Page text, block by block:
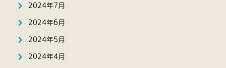
2024年7月
2024年6月
2024年5月
2024年4月